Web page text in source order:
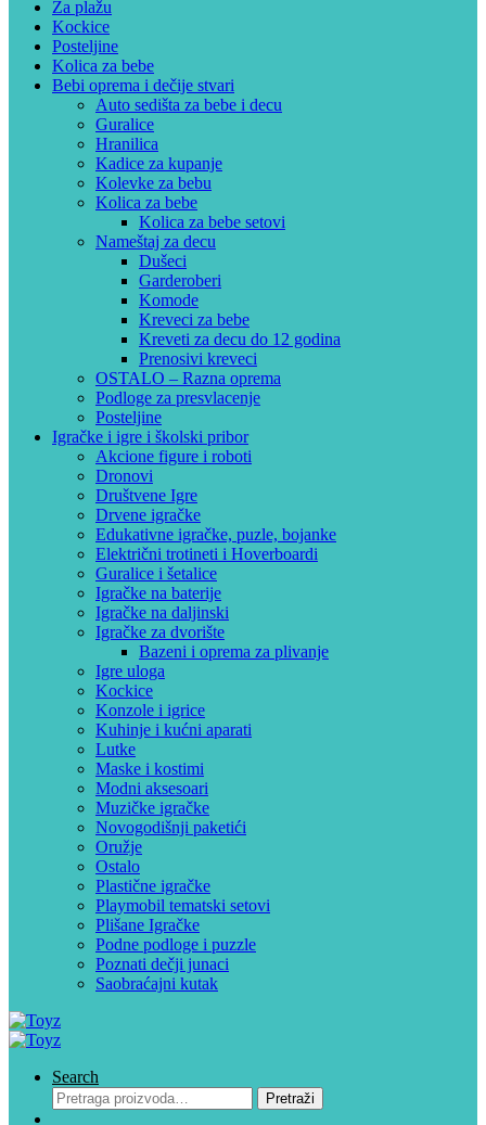
Za plažu
Kockice
Posteljine
Kolica za bebe
Bebi oprema i dečije stvari
Auto sedišta za bebe i decu
Guralice
Hranilica
Kadice za kupanje
Kolevke za bebu
Kolica za bebe
Kolica za bebe setovi
Nameštaj za decu
Dušeci
Garderoberi
Komode
Kreveci za bebe
Kreveti za decu do 12 godina
Prenosivi kreveci
OSTALO – Razna oprema
Podloge za presvlacenje
Posteljine
Igračke i igre i školski pribor
Akcione figure i roboti
Dronovi
Društvene Igre
Drvene igračke
Edukativne igračke, puzle, bojanke
Električni trotineti i Hoverboardi
Guralice i šetalice
Igračke na baterije
Igračke na daljinski
‎Igračke za dvorište
Bazeni i oprema za plivanje
Igre uloga
Kockice
Konzole i igrice
Kuhinje i kućni aparati
Lutke
Maske i kostimi
Modni aksesoari
Muzičke igračke
Novogodišnji paketići
Oružje
Ostalo
Plastične igračke
Playmobil tematski setovi
Plišane Igračke
Podne podloge i puzzle
Poznati dečji junaci
Saobraćajni kutak
Search
Pretraga
za:
Pretraži